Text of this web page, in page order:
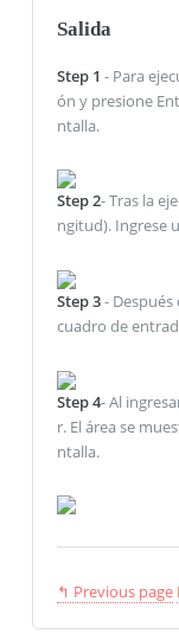
Salida
Step 1 - Para
ón y presione
ntalla.
Step 2- Tras la
ngitud). Ingrese
Step 3- Después
cuadro de
Step 4- Al
r. El área se
ntalla.
↰ Previous page